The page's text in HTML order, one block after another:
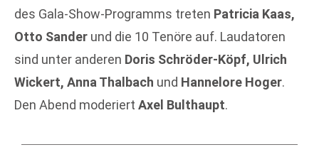
des Gala-Show-Programms treten Patricia Kaas,
Otto Sander und die 10 Tenöre auf. Laudatoren
sind unter anderen Doris Schröder-Köpf, Ulrich
Wickert, Anna Thalbach und Hannelore Hoger.
Den Abend moderiert Axel Bulthaupt.